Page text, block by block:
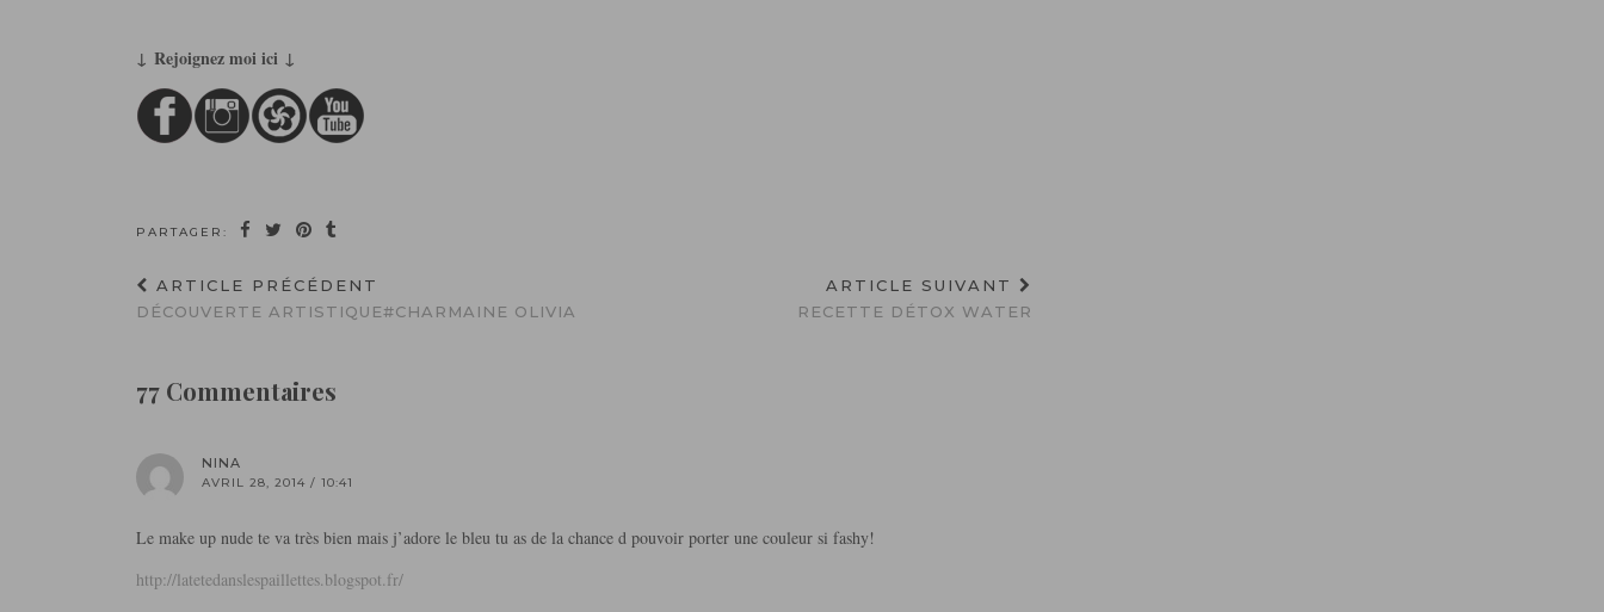
↓ Rejoignez moi ici ↓
PARTAGER:
ARTICLE PRÉCÉDENT
DÉCOUVERTE ARTISTIQUE#CHARMAINE OLIVIA
ARTICLE SUIVANT
RECETTE DÉTOX WATER
77 Commentaires
NINA
AVRIL 28, 2014 / 10:41
Le make up nude te va très bien mais j’adore le bleu tu as de la chance d pouvoir porter une couleur si fashy!
http://latetedanslespaillettes.blogspot.fr/